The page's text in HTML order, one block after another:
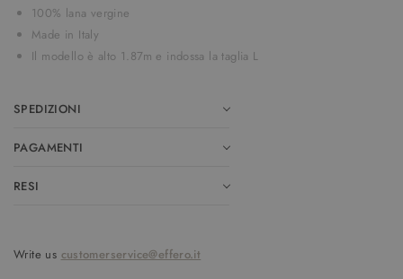
100% lana vergine
Made in Italy
Il modello è alto 1.87m e indossa la taglia L
SPEDIZIONI
PAGAMENTI
RESI
Write us customerservice@effero.it